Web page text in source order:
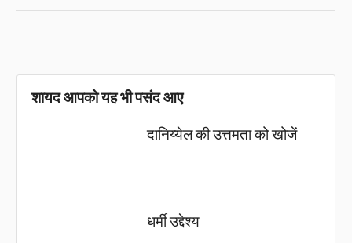
शायद आपको यह भी पसंद आए
दानिय्येल की उत्तमता को खोजें
धर्मी उद्देश्य